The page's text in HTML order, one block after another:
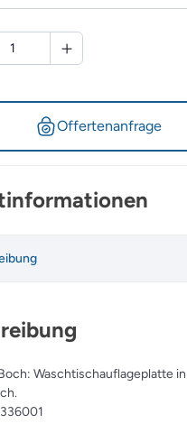
Offertenanfrage
Waschtischauflageplatte